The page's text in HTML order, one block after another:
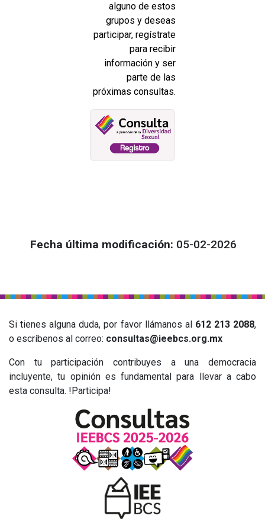
alguno de estos
grupos y deseas
participar, regístrate
para recibir
información y ser
parte de las
próximas consultas.
Fecha última modificación: 05-02-2026
Si tienes alguna duda, por favor llámanos al 612 213 2088,
o escríbenos al correo: consultas@ieebcs.org.mx
Con tu participación contribuyes a una democracia
incluyente, tu opinión es fundamental para llevar a cabo
esta consulta. !Participa!